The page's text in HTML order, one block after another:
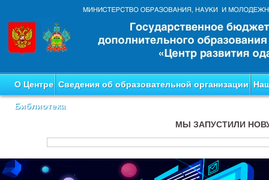
О Центре Сведения об образовательной организации
Библиотека
МЫ ЗАПУСТИЛИ